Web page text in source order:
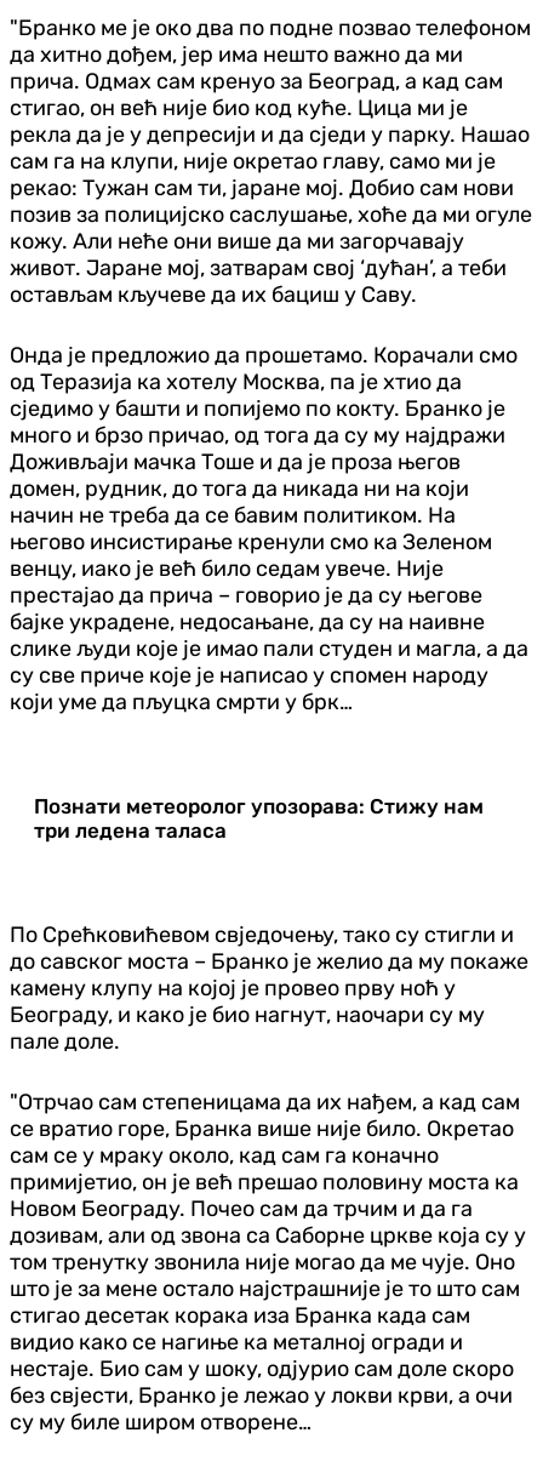
"Бранко ме је око два по подне позвао телефоном
да хитно дођем, јер има нешто важно да ми
прича. Одмах сам кренуо за Београд, а кад сам
стигао, он већ није био код куће. Цица ми је
рекла да је у депресији и да сједи у парку. Нашао
сам га на клупи, није окретао главу, само ми је
рекао: Тужан сам ти, јаране мој. Добио сам нови
позив за полицијско саслушање, хоће да ми огуле
кожу. Али неће они више да ми загорчавају
живот. Јаране мој, затварам свој ‘дућан’, а теби
остављам кључеве да их бациш у Саву.
Онда је предложио да прошетамо. Корачали смо
од Теразија ка хотелу Москва, па је хтио да
сједимо у башти и попијемо по кокту. Бранко је
много и брзо причао, од тога да су му најдражи
Доживљаји мачка Тоше и да је проза његов
домен, рудник, до тога да никада ни на који
начин не треба да се бавим политиком. На
његово инсистирање кренули смо ка Зеленом
венцу, иако је већ било седам увече. Није
престајао да прича – говорио је да су његове
бајке украдене, недосањане, да су на наивне
слике људи које је имао пали студен и магла, а да
су све приче које је написао у спомен народу
који уме да пљуцка смрти у брк…
Познати метеоролог упозорава: Стижу нам
три ледена таласа
По Срећковићевом свједочењу, тако су стигли и
до савског моста – Бранко је желио да му покаже
камену клупу на којој је провео прву ноћ у
Београду, и како је био нагнут, наочари су му
пале доле.
"Отрчао сам степеницама да их нађем, а кад сам
се вратио горе, Бранка више није било. Окретао
сам се у мраку около, кад сам га коначно
примијетио, он је већ прешао половину моста ка
Новом Београду. Почео сам да трчим и да га
дозивам, али од звона са Саборне цркве која су у
том тренутку звонила није могао да ме чује. Оно
што је за мене остало најстрашније је то што сам
стигао десетак корака иза Бранка када сам
видио како се нагиње ка металној огради и
нестаје. Био сам у шоку, одјурио сам доле скоро
без свјести, Бранко је лежао у локви крви, а очи
су му биле широм отворене…